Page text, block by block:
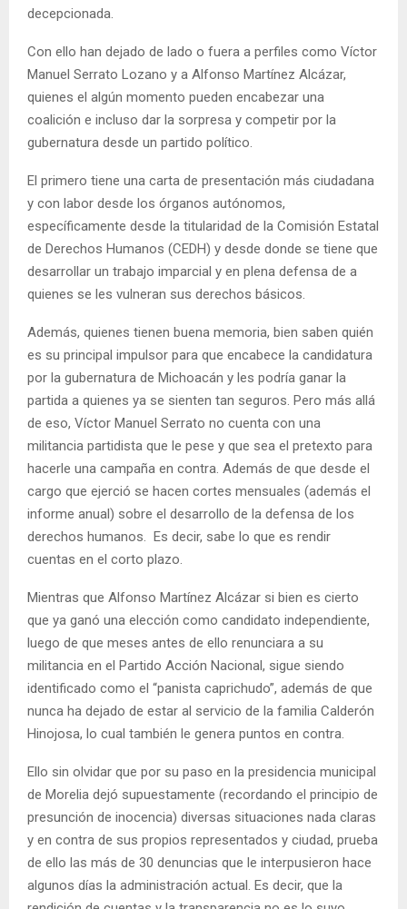
decepcionada.
Con ello han dejado de lado o fuera a perfiles como Víctor
Manuel Serrato Lozano y a Alfonso Martínez Alcázar,
quienes el algún momento pueden encabezar una
coalición e incluso dar la sorpresa y competir por la
gubernatura desde un partido político.
El primero tiene una carta de presentación más ciudadana
y con labor desde los órganos autónomos,
específicamente desde la titularidad de la Comisión Estatal
de Derechos Humanos (CEDH) y desde donde se tiene que
desarrollar un trabajo imparcial y en plena defensa de a
quienes se les vulneran sus derechos básicos.
Además, quienes tienen buena memoria, bien saben quién
es su principal impulsor para que encabece la candidatura
por la gubernatura de Michoacán y les podría ganar la
partida a quienes ya se sienten tan seguros. Pero más allá
de eso, Víctor Manuel Serrato no cuenta con una
militancia partidista que le pese y que sea el pretexto para
hacerle una campaña en contra. Además de que desde el
cargo que ejerció se hacen cortes mensuales (además el
informe anual) sobre el desarrollo de la defensa de los
derechos humanos. Es decir, sabe lo que es rendir
cuentas en el corto plazo.
Mientras que Alfonso Martínez Alcázar si bien es cierto
que ya ganó una elección como candidato independiente,
luego de que meses antes de ello renunciara a su
militancia en el Partido Acción Nacional, sigue siendo
identificado como el “panista caprichudo”, además de que
nunca ha dejado de estar al servicio de la familia Calderón
Hinojosa, lo cual también le genera puntos en contra.
Ello sin olvidar que por su paso en la presidencia municipal
de Morelia dejó supuestamente (recordando el principio de
presunción de inocencia) diversas situaciones nada claras
y en contra de sus propios representados y ciudad, prueba
de ello las más de 30 denuncias que le interpusieron hace
algunos días la administración actual. Es decir, que la